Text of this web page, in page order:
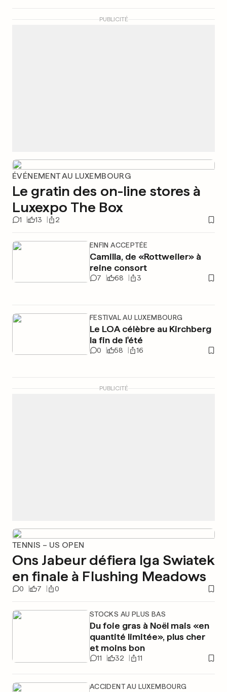
PUBLICITÉ
ÉVÉNEMENT AU LUXEMBOURG
Le gratin des on-line stores à
Luxexpo The Box
1 13 2
ENFIN ACCEPTÉE
Camilla, de «Rottweiler» à
reine consort
7 68 3
FESTIVAL AU LUXEMBOURG
Le LOA célèbre au Kirchberg
la fin de l'été
0 58 16
PUBLICITÉ
TENNIS – US OPEN
Ons Jabeur défiera Iga Swiatek
en finale à Flushing Meadows
0 7 0
STOCKS AU PLUS BAS
Du foie gras à Noël mais «en
quantité limitée», plus cher
et moins bon
11 32 11
ACCIDENT AU LUXEMBOURG